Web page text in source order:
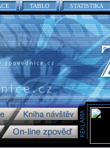
TABLO STATISTIKA